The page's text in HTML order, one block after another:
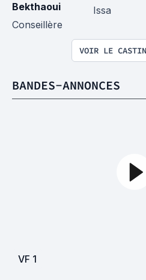
Bekthaoui
Conseillère
Issa
VOIR LE
BANDES-ANNONCES
VF 1